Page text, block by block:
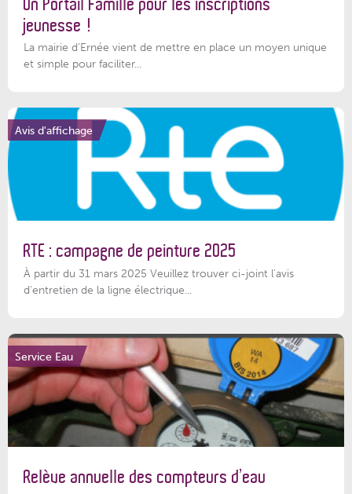
Un Portail Famille pour les inscriptions
jeunesse !
La mairie d’Ernée vient de mettre en place un moyen unique
et simple pour faciliter...
Avis d'affichage
RTE : campagne de peinture 2025
À partir du 31 mars 2025 Veuillez trouver ci-joint l'avis
d'entretien de la ligne électrique...
Service Eau
Relève annuelle des compteurs d’eau